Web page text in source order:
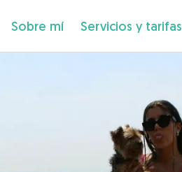
Sobre mí Servicios y tarifas